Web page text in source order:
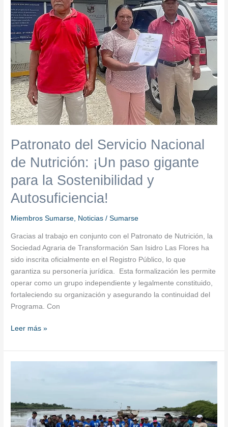
Patronato del Servicio Nacional
de Nutrición: ¡Un paso gigante
para la Sostenibilidad y
Autosuficiencia!
Miembros Sumarse, Noticias /Sumarse
Gracias al trabajo en conjunto con el Patronato de Nutrición, la
Sociedad Agraria de Transformación San Isidro Las Flores ha
sido inscrita oficialmente en el Registro Público, lo que
garantiza su personería jurídica. Esta formalización les permite
operar como un grupo independiente y legalmente constituido,
fortaleciendo su organización y asegurando la continuidad del
Programa. Con
¡Un
paso
gigante
para
la
Sostenibilidad
y
Autosuficiencia!
Leer más »
no
se
lleve